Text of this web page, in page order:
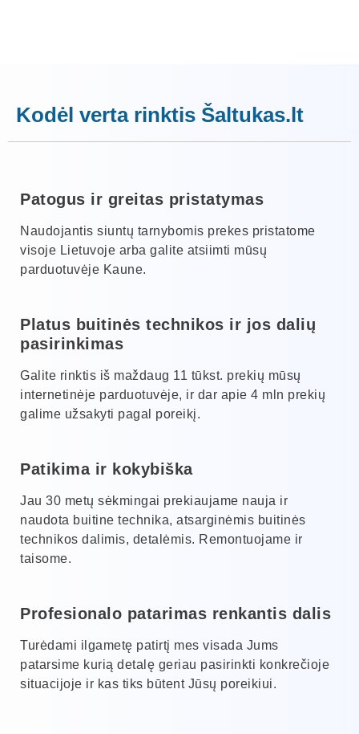
Kodėl verta rinktis Šaltukas.lt
Patogus ir greitas pristatymas
Naudojantis siuntų tarnybomis prekes pristatome
visoje Lietuvoje arba galite atsiimti mūsų
parduotuvėje Kaune.
Platus buitinės technikos ir jos dalių
pasirinkimas
Galite rinktis iš maždaug 11 tūkst. prekių mūsų
internetinėje parduotuvėje, ir dar apie 4 mln prekių
galime užsakyti pagal poreikį.
Patikima ir kokybiška
Jau 30 metų sėkmingai prekiaujame nauja ir
naudota buitine technika, atsarginėmis buitinės
technikos dalimis, detalėmis. Remontuojame ir
taisome.
Profesionalo patarimas renkantis dalis
Turėdami ilgametę patirtį mes visada Jums
patarsime kurią detalę geriau pasirinkti konkrečioje
situacijoje ir kas tiks būtent Jūsų poreikiui.